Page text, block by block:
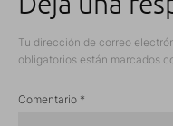
Tu dirección de correo
obligatorios están marcados
Comentario *